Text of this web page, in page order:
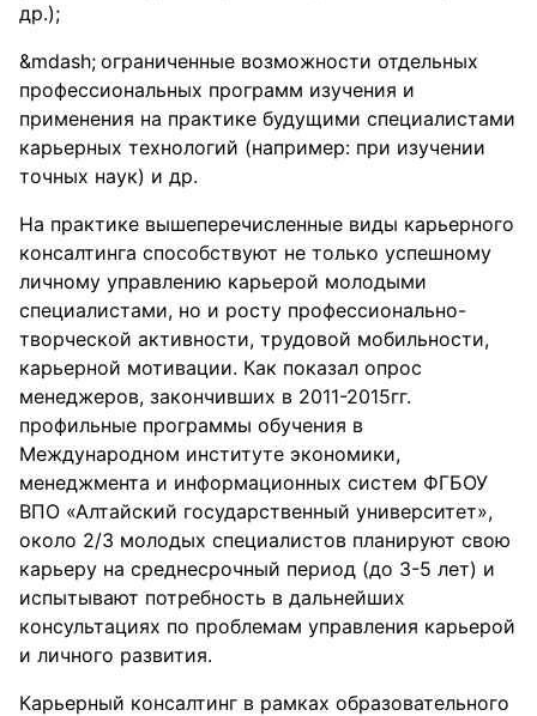
др.);
ограниченные возможности отдельных
профессиональных программ изучения и
применения на практике будущими специалистами
карьерных технологий (например: при изучении
точных наук) и др.
На практике вышеперечисленные виды карьерного
консалтинга способствуют не только успешному
личному управлению карьерой молодыми
специалистами, но и росту профессионально-
творческой активности, трудовой мобильности,
карьерной мотивации. Как показал опрос
менеджеров, закончивших в 2011-2015гг.
профильные программы обучения в
Международном институте экономики,
менеджмента и информационных систем ФГБОУ
ВПО «Алтайский государственный университет»,
около 2/3 молодых специалистов планируют свою
карьеру на среднесрочный период (до 3-5 лет) и
испытывают потребность в дальнейших
консультациях по проблемам управления карьерой
и личного развития.
Карьерный консалтинг в рамках образовательного